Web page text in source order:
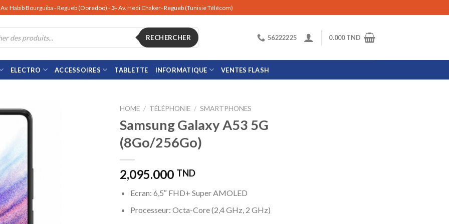
Av. Habib Bourguiba - Regueb (Ooredoo) -3- Av. Hedi Chaker- Regueb (Tunisie Télécom)
RECHERCHER 56222225 0.000TND
ELECTRO ACCESSOIRES TABLETTE INFORMATIQUE VENTES FLASH
HOME / TÉLÉPHONIE / SMARTPHONES
Samsung Galaxy A53 5G
(8Go/256Go)
2,095.000 TND
Ecran: 6,5″ FHD+ Super AMOLED
Processeur: Octa-Core (2,4 GHz, 2 GHz)